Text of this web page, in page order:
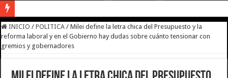
River lo descartó y el pibe Jaime brilla en Peñarol de Montevideo: «¿Nos dieron
Camilota presentó a su nueva novia y contó su historia de amor: «Hoy, por fin,
Flávio Bolsonaro culpó a Lula da Silva de la crisis con Argentina y a su
INICIO / POLITICA / Milei define la letra chica del Presupuesto y la
reforma laboral y en el Gobierno hay dudas sobre cuánto tensionar con
gremios y gobernadores